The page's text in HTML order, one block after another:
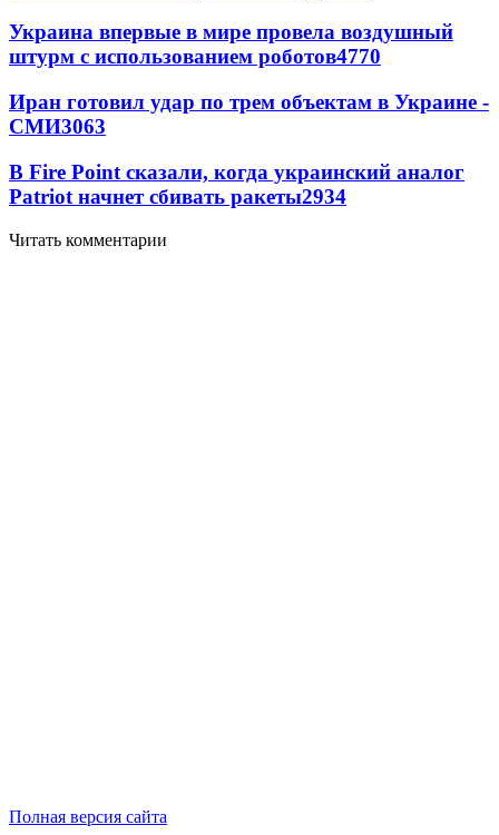
Украина впервые в мире провела воздушный
штурм с использованием роботов4770
Иран готовил удар по трем объектам в Украине -
СМИ3063
В Fire Point сказали, когда украинский аналог
Patriot начнет сбивать ракеты2934
Читать комментарии
Полная версия сайта